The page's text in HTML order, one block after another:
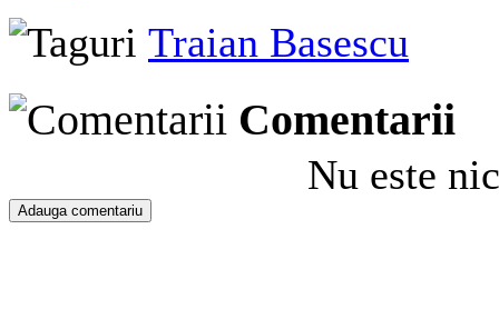
Traian Basescu
Comentarii
Nu este